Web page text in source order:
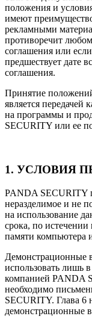
положения и
имеют
рекламными
противоречит
соглашения или
предшествует дате
соглашения.
Принятие
является передачей
на программы и
SECURITY или ее
1. УСЛОВИЯ
PANDA SECURITY
неразделимое и не
на использование
срока, по истечении
памяти компьютера
Демонстрационные
использовать лишь
компанией PANDA
необходимо
SECURITY. Глава 6
демонстрационные